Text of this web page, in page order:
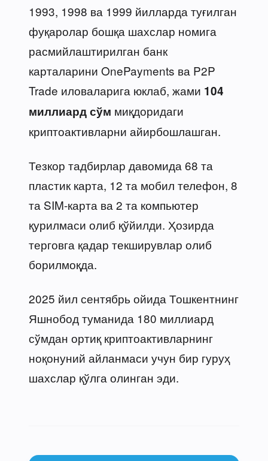
1993, 1998 ва 1999 йилларда туғилган
фуқаролар бошқа шахслар номига
расмийлаштирилган банк
карталарини OnePayments ва P2P
Trade иловаларига юклаб, жами 104
миллиард сўм миқдоридаги
криптоактивларни айирбошлашган.
Тезкор тадбирлар давомида 68 та
пластик карта, 12 та мобил телефон, 8
та SIM-карта ва 2 та компьютер
қурилмаси олиб қўйилди. Ҳозирда
терговга қадар текширувлар олиб
борилмоқда.
2025 йил сентябрь ойида Тошкентнинг
Яшнобод туманида 180 миллиард
сўмдан ортиқ криптоактивларнинг
ноқонуний айланмаси учун бир гуруҳ
шахслар қўлга олинган эди.